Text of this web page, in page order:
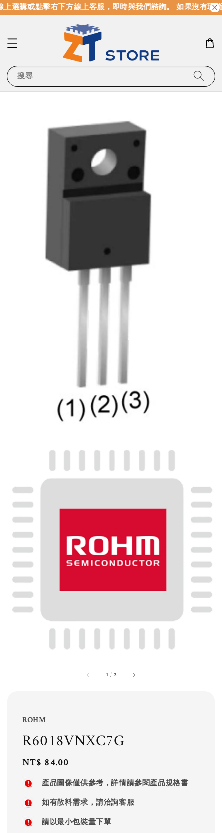
選購或點擊右下方線上客服，即時與我們諮詢。 如果沒有現
搜尋
1 / 2
ROHM
R6018VNXC7G
Regular
price
NT$ 84.00
產品圖像僅供參考，詳情請參閱產品規格書
如有散料需求，請洽詢客服
請以最小包裝量下單